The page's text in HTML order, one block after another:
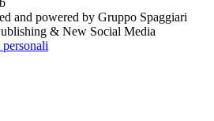
and powered by Gruppo Spaggiari
& New Social Media